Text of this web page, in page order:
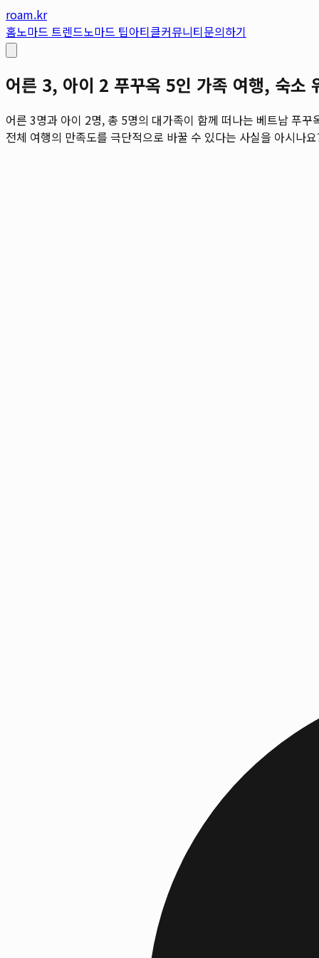
roam.kr
홈노마드 트렌드노마드 팁아티클커뮤니티문의하기
어른 3, 아이 2 푸꾸옥 5인 가족 여행, 숙소
어른 3명과 아이 2명, 총 5명의 대가족이 함께 떠나는 베트남 푸
전체 여행의 만족도를 극단적으로 바꿀 수 있다는 사실을 아시나